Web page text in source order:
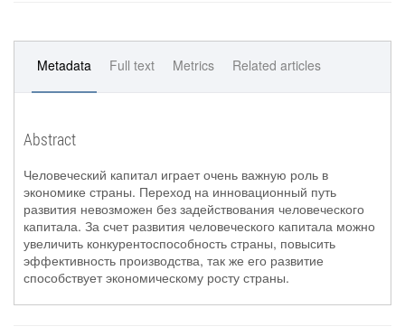
Metadata Full text Metrics Related articles
Abstract
Человеческий капитал играет очень важную роль в
экономике страны. Переход на инновационный путь
развития невозможен без задействования человеческого
капитала. За счет развития человеческого капитала можно
увеличить конкурентоспособность страны, повысить
эффективность производства, так же его развитие
способствует экономическому росту страны.